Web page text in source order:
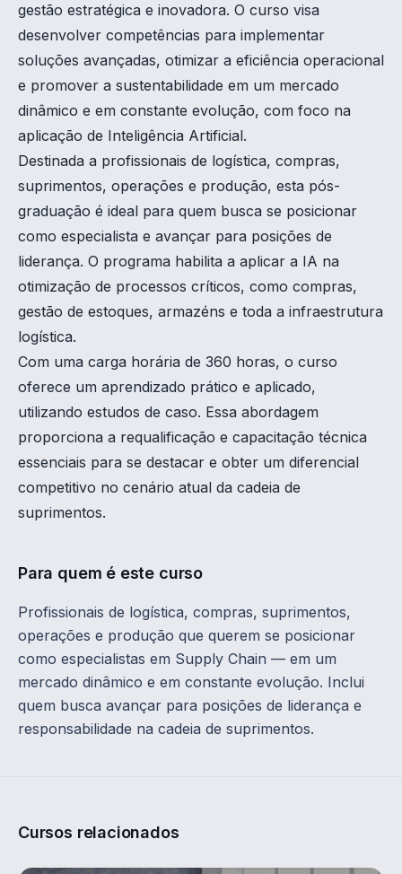
gestão estratégica e inovadora. O curso visa
desenvolver competências para implementar
soluções avançadas, otimizar a eficiência operacional
e promover a sustentabilidade em um mercado
dinâmico e em constante evolução, com foco na
aplicação de Inteligência Artificial.
Destinada a profissionais de logística, compras,
suprimentos, operações e produção, esta pós-
graduação é ideal para quem busca se posicionar
como especialista e avançar para posições de
liderança. O programa habilita a aplicar a IA na
otimização de processos críticos, como compras,
gestão de estoques, armazéns e toda a infraestrutura
logística.
Com uma carga horária de 360 horas, o curso
oferece um aprendizado prático e aplicado,
utilizando estudos de caso. Essa abordagem
proporciona a requalificação e capacitação técnica
essenciais para se destacar e obter um diferencial
competitivo no cenário atual da cadeia de
suprimentos.
Para quem é este curso
Profissionais de logística, compras, suprimentos,
operações e produção que querem se posicionar
como especialistas em Supply Chain — em um
mercado dinâmico e em constante evolução. Inclui
quem busca avançar para posições de liderança e
responsabilidade na cadeia de suprimentos.
Cursos relacionados